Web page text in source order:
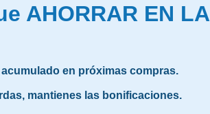
AHORRAR EN LA
en próximas compras.
mantienes las bonificaciones.